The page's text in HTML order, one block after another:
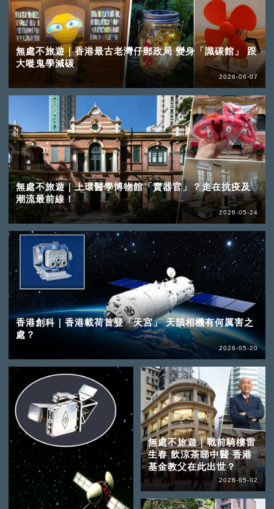
無處不旅遊｜香港最古老灣仔郵政局 變身「識碳館」 跟
大嘥鬼學減碳
2026-06-07
無處不旅遊｜上環醫學博物館「賣器官」？走在抗疫及
潮流最前線！
2026-05-24
香港創科｜香港載荷首登「天宮」 天韻相機有何厲害之
處？
2026-05-20
無處不旅遊｜戰前騎樓雷
生春 飲涼茶睇中醫 香港
基金教父在此出世？
2026-05-02